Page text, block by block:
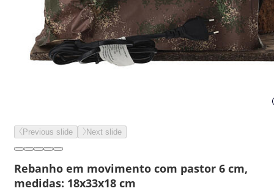
Previous slide Next slide
Rebanho em movimento com pastor 6 cm,
medidas: 18x33x18 cm